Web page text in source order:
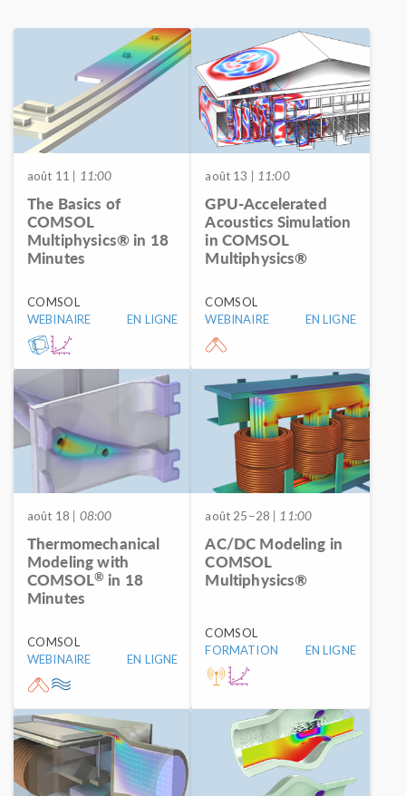
août 11 | 11:00
The Basics of
COMSOL
Multiphysics® in 18
Minutes
COMSOL
WEBINAIRE
EN LIGNE
août 13 | 11:00
GPU-Accelerated
Acoustics Simulation
in COMSOL
Multiphysics®
COMSOL
WEBINAIRE
EN LIGNE
août 18 | 08:00
Thermomechanical
Modeling with
COMSOL® in 18
Minutes
COMSOL
WEBINAIRE
EN LIGNE
août 25–28 | 11:00
AC/DC Modeling in
COMSOL
Multiphysics®
COMSOL
FORMATION
EN LIGNE